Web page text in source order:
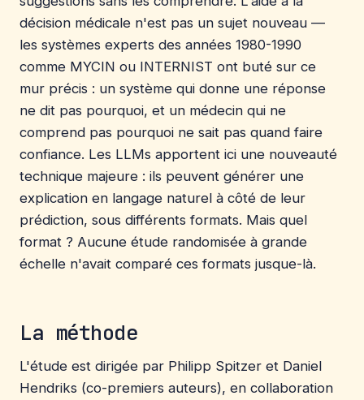
décision médicale n'est pas un sujet nouveau —
les systèmes experts des années 1980-1990
comme MYCIN ou INTERNIST ont buté sur ce
mur précis : un système qui donne une réponse
ne dit pas pourquoi, et un médecin qui ne
comprend pas pourquoi ne sait pas quand faire
confiance. Les LLMs apportent ici une nouveauté
technique majeure : ils peuvent générer une
explication en langage naturel à côté de leur
prédiction, sous différents formats. Mais quel
format ? Aucune étude randomisée à grande
échelle n'avait comparé ces formats jusque-là.
La méthode
L'étude est dirigée par Philipp Spitzer et Daniel
Hendriks (co-premiers auteurs), en collaboration